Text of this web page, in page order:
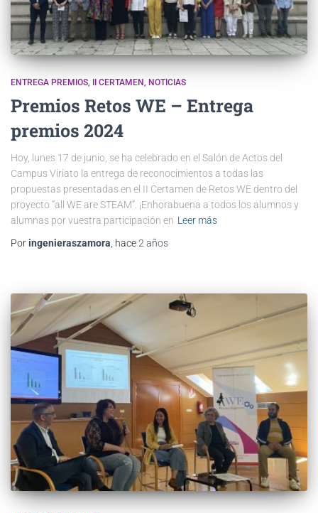
ENTREGA PREMIOS II CERTAMEN NOTICIAS
Premios Retos WE – Entrega
premios 2024
Hoy, lunes 17 de junio, se ha celebrado en el Salón de Actos del
Campus Viriato la entrega de reconocimientos a todas las
propuestas presentadas en el II Certamen de Retos WE dentro del
proyecto “all WE are STEAM”. ¡Enhorabuena a todos los alumnos y
alumnas por vuestra participación en Leer más
Poringenieraszamora , hace2 años